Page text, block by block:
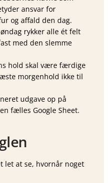
ansvar for
og affald den dag.
rykker alle ét felt
med den slemme
hold skal være færdige
morgenhold ikke til
udgave op på
fælles Google Sheet.
let at se, hvornår noget